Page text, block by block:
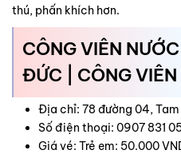
thú, phấn khích hơn.
CÔNG VIÊN
ĐỨC | CÔNG VIÊN
Địa chỉ: 78 đường 04, Tam
Số điện thoại: 0907 831
Giá vé: Trẻ em: 50.000